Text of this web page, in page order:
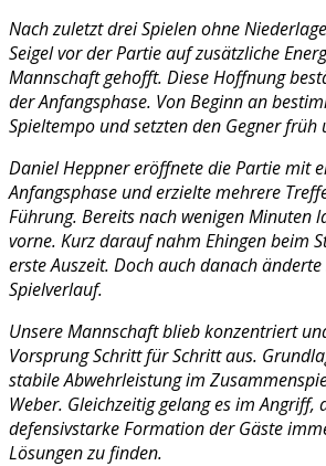
Nach zuletzt drei Spielen ohne
Seigel vor der Partie auf zusätzliche
Mannschaft gehofft. Diese Hoffnung
der Anfangsphase. Von Beginn an
Spieltempo und setzten den Gegner früh
Daniel Heppner eröffnete die Partie mit
Anfangsphase und erzielte mehrere
Führung. Bereits nach wenigen Minuten
vorne. Kurz darauf nahm Ehingen beim
erste Auszeit. Doch auch danach
Spielverlauf.
Unsere Mannschaft blieb konzentriert
Vorsprung Schritt für Schritt aus.
stabile Abwehrleistung im
Weber. Gleichzeitig gelang es im Angriff,
defensivstarke Formation der Gäste
Lösungen zu finden.